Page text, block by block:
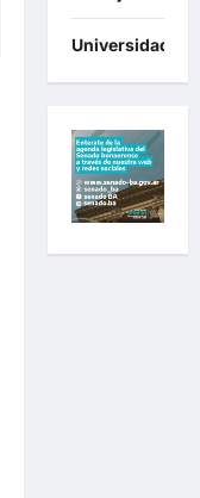
Universidades